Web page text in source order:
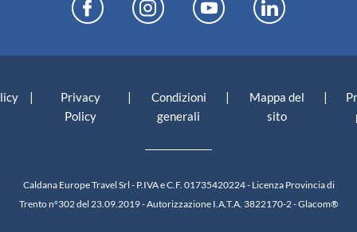
|
Privacy
Policy
|
Condizioni
generali
|
Mappa del
sito
|
Caldana Europe Travel Srl - P.IVA e C.F. 01735420224 - Licenza Provincia di
Trento n°302 del 23.09.2019 - Autorizzazione I.A.T.A. 3822170-2 -Glacom®